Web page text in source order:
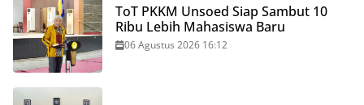
ToT PKKM Unsoed Siap Sambut 10
Ribu Lebih Mahasiswa Baru
06 Agustus 2026 16:12